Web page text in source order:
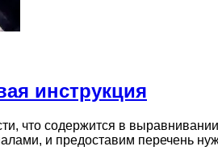
инструкция
что содержится в
и предоставим перечень